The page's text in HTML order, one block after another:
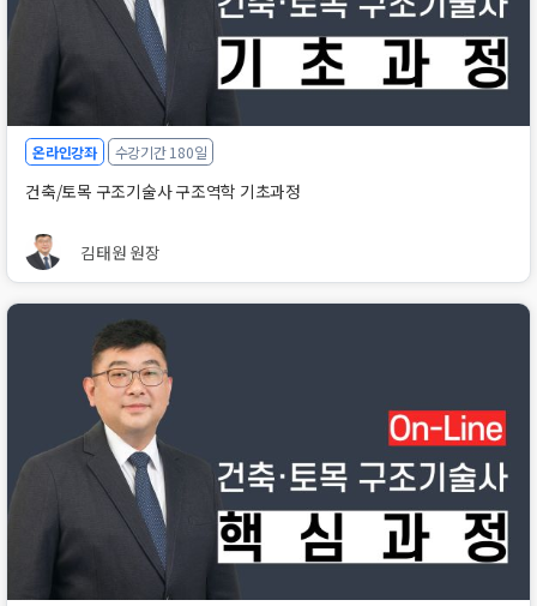
온라인강좌 수강기간 180일
건축/토목 구조기술사 구조역학 기초과정
김태원 원장